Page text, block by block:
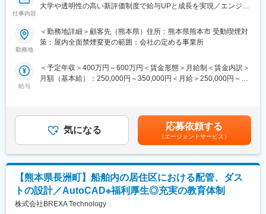
べなかった内容もリスキリングいただき、単位取得によって給与
◎透明性の高い評価制度
自分の給与はどう上がっていくのか？そんな不安を抱く方も多く
当社は社員の給与UPについて詳細かつ分かりやすい新評価制度を
導入しています。
ームのフォロー、採用イベントへの参加等）など様々な項目がポ
イントに反映され、どのポイントになればどの程度給与がUPする
のかも明確です。
変更の範囲：会社の定める業務
仕事内容
大学や透明性の高い新評価制度で給与UPと成長を実現／エンジニ
◆職務概要：
ョンの開発業務をお任せします。
業務に慣れてからは顧客先との折衝にも携わっていただくことが
可能です。
◇環境・ツール
SQL／Java／Javascript／C♯
◆働く環境：当ポジションでは残業20h程度、配属先によって多
少前後しますが全社月平均では20h程度になります。また、年休
120日程度や充実した教育制度など働きやすい環境を整えており
勤務地
＜勤務地詳細＞顧客先（熊本県）住所：熊本県熊本市 受動喫煙対
策：屋内全面禁煙変更の範囲：会社の定める事業所
給与
＜予定年収＞400万円～600万円＜賃金形態＞月給制＜賃金内訳＞
月額（基本給）：250,000円～350,000円＜月給＞250,000円～
の金額であり、選考を通じて上下する可能性があります。月給(月
額)は固定手当を含めた表記です。
気になる 応募依頼する
（エージェントサービス）
【熊本県長洲町】船舶内の居住区における配管、ダス
トの設計／AutoCAD※福利厚生◎充実の教育体制
株式会社BREXA Technology